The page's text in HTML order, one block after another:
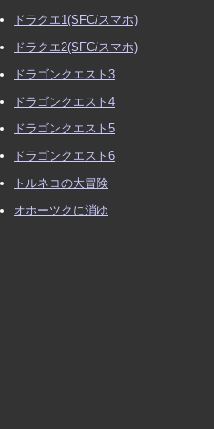
ドラクエ1(SFC/スマホ)
ドラクエ2(SFC/スマホ)
ドラゴンクエスト3
ドラゴンクエスト4
ドラゴンクエスト5
ドラゴンクエスト6
トルネコの大冒険
オホーツクに消ゆ